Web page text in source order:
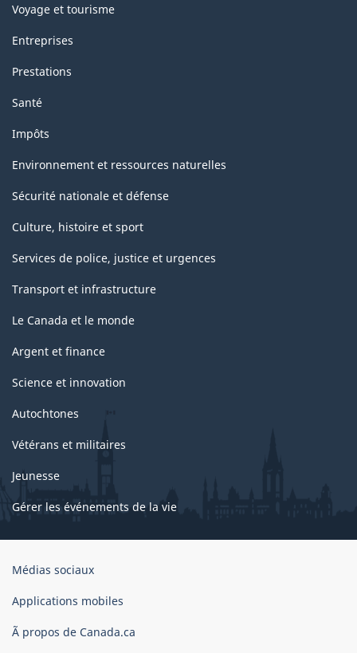
Voyage et tourisme
Entreprises
Prestations
Santé
Impôts
Environnement et ressources naturelles
Sécurité nationale et défense
Culture, histoire et sport
Services de police, justice et urgences
Transport et infrastructure
Le Canada et le monde
Argent et finance
Science et innovation
Autochtones
Vétérans et militaires
Jeunesse
Gérer les événements de la vie
Organisation
gouvernement
Canada
Médias sociaux
Applications mobiles
Ã propos de Canada.ca